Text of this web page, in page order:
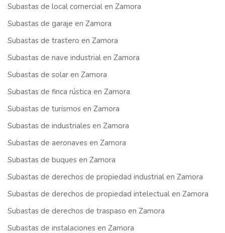
Subastas de local comercial en Zamora
Subastas de garaje en Zamora
Subastas de trastero en Zamora
Subastas de nave industrial en Zamora
Subastas de solar en Zamora
Subastas de finca rústica en Zamora
Subastas de turismos en Zamora
Subastas de industriales en Zamora
Subastas de aeronaves en Zamora
Subastas de buques en Zamora
Subastas de derechos de propiedad industrial en Zamora
Subastas de derechos de propiedad intelectual en Zamora
Subastas de derechos de traspaso en Zamora
Subastas de instalaciones en Zamora